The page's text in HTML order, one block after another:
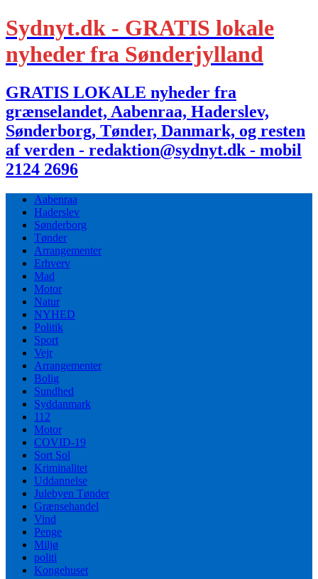
Sydnyt.dk - GRATIS lokale
nyheder fra Sønderjylland
GRATIS LOKALE nyheder fra
grænselandet, Aabenraa, Haderslev,
Sønderborg, Tønder, Danmark, og resten
af verden - redaktion@sydnyt.dk - mobil
2124 2696
Aabenraa
Haderslev
Sønderborg
Tønder
Arrangementer
Erhverv
Mad
Motor
Natur
NYHED
Politik
Sport
Vejr
Arrangementer
Bolig
Sundhed
Syddanmark
112
Motor
COVID-19
Sort Sol
Kriminalitet
Uddannelse
Julebyen Tønder
Grænsehandel
Vind
Penge
Miljø
politi
Kongehuset